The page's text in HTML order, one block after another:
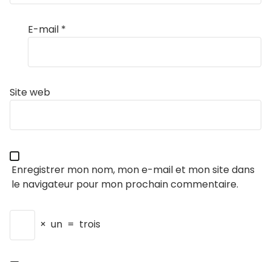
E-mail *
Site web
Enregistrer mon nom, mon e-mail et mon site dans
le navigateur pour mon prochain commentaire.
× un = trois